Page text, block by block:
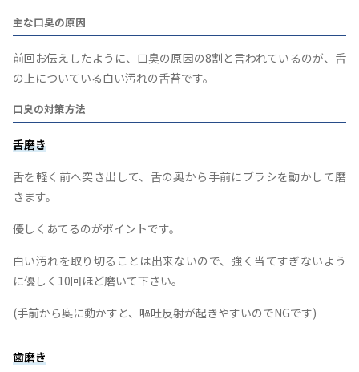
主な口臭の原因
前回お伝えしたように、口臭の原因の8割と言われているのが、舌
の上についている白い汚れの舌苔です。
口臭の対策方法
舌磨き
舌を軽く前へ突き出して、舌の奥から手前にブラシを動かして磨
きます。
優しくあてるのがポイントです。
白い汚れを取り切ることは出来ないので、強く当てすぎないよう
に優しく10回ほど磨いて下さい。
(手前から奥に動かすと、嘔吐反射が起きやすいのでNGです)
歯磨き